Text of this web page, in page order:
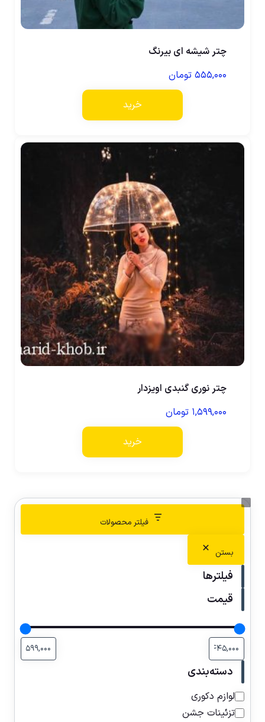
چتر شیشه ای بیرنگ
۵۵۵,۰۰۰ تومان
خرید
چتر نوری گنبدی اویزدار
۱,۵۹۹,۰۰۰ تومان
خرید
فیلتر محصولات
بستن
فیلترها
قیمت
دسته‌بندی
لوازم دکوری
تزئینات جشن